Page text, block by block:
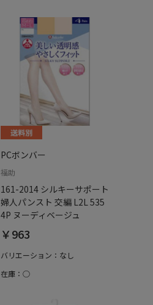
PCボンバー
福助
161-2014 シルキーサポート
婦人パンスト 交編 L2L 535
4P ヌーディベージュ
￥963
バリエーション：なし
在庫：○